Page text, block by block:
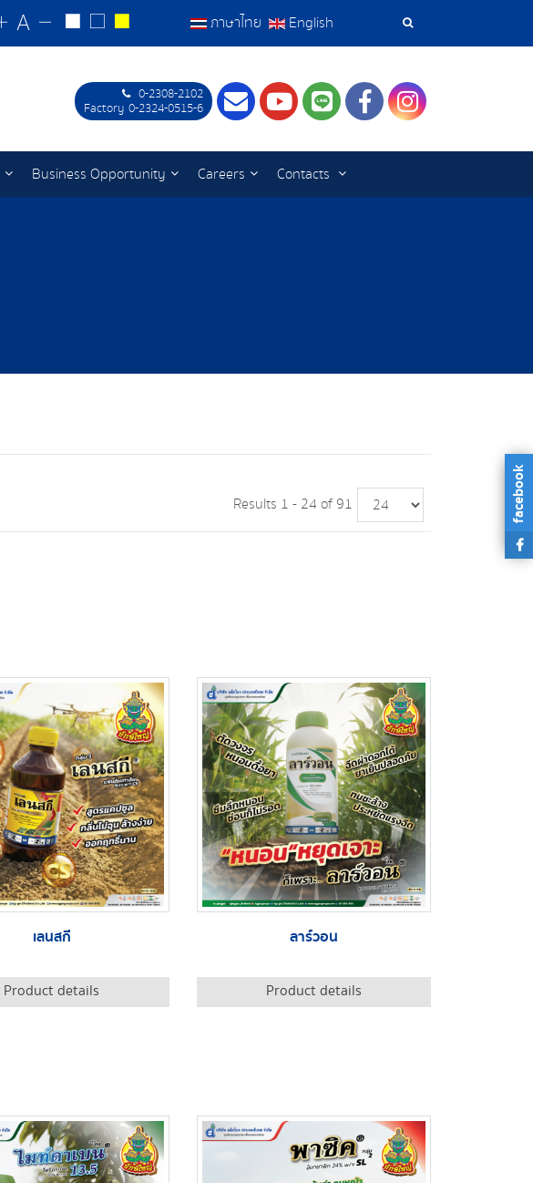
Search
ภาษาไทย English
0-2308-2102
Factory 0-2324-0515-6
ContactYoutube
LINEFacebookInstagram
Business Opportunity Careers Contacts
Results 1 - 24 of 91
เลนสกี
Product details
ลาร์วอน
Product details
facebook